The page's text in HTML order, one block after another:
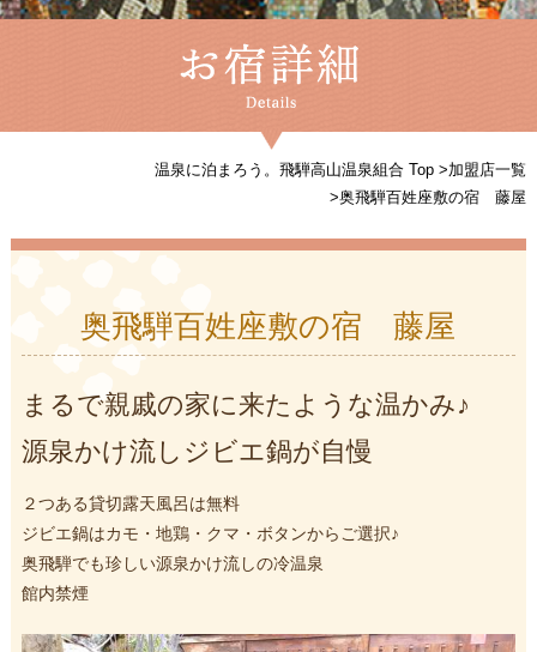
温泉に泊まろう。飛騨高山温泉組合 Top >加盟店一覧
>奥飛騨百姓座敷の宿 藤屋
奥飛騨百姓座敷の宿 藤屋
まるで親戚の家に来たような温かみ♪
源泉かけ流しジビエ鍋が自慢
２つある貸切露天風呂は無料
ジビエ鍋はカモ・地鶏・クマ・ボタンからご選択♪
奥飛騨でも珍しい源泉かけ流しの冷温泉
館内禁煙